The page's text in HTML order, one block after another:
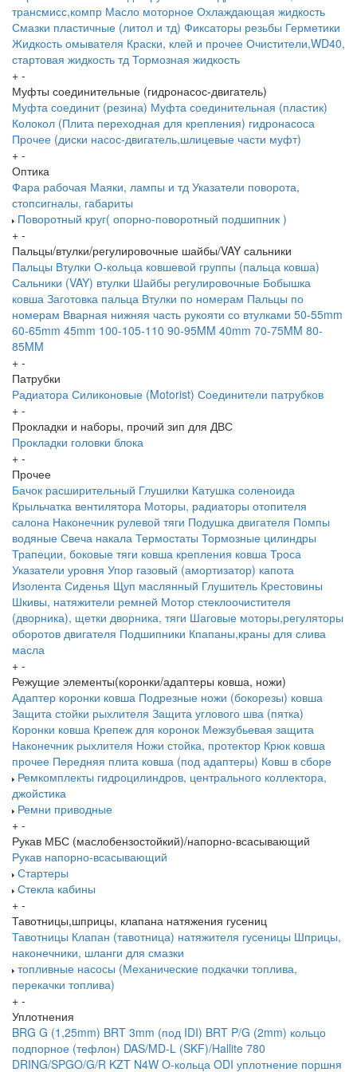
трансмисс,компр Масло моторное Охлаждающая жидкость
Смазки пластичные (литол и тд) Фиксаторы резьбы Герметики
Жидкость омывателя Краски, клей и прочее Очистители,WD40,
стартовая жидкость тд Тормозная жидкость
+ -
Муфты соединительные (гидронасос-двигатель)
Муфта соединит (резина) Муфта соединительная (пластик)
Колокол (Плита переходная для крепления) гидронасоса
Прочее (диски насос-двигатель,шлицевые части муфт)
+ -
Оптика
Фара рабочая Маяки, лампы и тд Указатели поворота,
стопсигналы, габариты
Поворотный круг( опорно-поворотный подшипник )
+ -
Пальцы/втулки/регулировочные шайбы/VAY сальники
Пальцы Втулки О-кольца ковшевой группы (пальца ковша)
Сальники (VAY) втулки Шайбы регулировочные Бобышка
ковша Заготовка пальца Втулки по номерам Пальцы по
номерам Вварная нижняя часть рукояти со втулками 50-55mm
60-65mm 45mm 100-105-110 90-95MM 40mm 70-75MM 80-
85MM
+ -
Патрубки
Радиатора Силиконовые (Motorist) Соединители патрубков
+ -
Прокладки и наборы, прочий зип для ДВС
Прокладки головки блока
+ -
Прочее
Бачок расширительный Глушилки Катушка соленоида
Крыльчатка вентилятора Моторы, радиаторы отопителя
салона Наконечник рулевой тяги Подушка двигателя Помпы
водяные Свеча накала Термостаты Тормозные цилиндры
Трапеции, боковые тяги ковша крепления ковша Троса
Указатели уровня Упор газовый (амортизатор) капота
Изолента Сиденья Щуп маслянный Глушитель Крестовины
Шкивы, натяжители ремней Мотор стеклоочистителя
(дворника), щетки дворника, тяги Шаговые моторы,регуляторы
оборотов двигателя Подшипники Кпапаны,краны для слива
масла
+ -
Режущие элементы(коронки/адаптеры ковша, ножи)
Адаптер коронки ковша Подрезные ножи (бокорезы) ковша
Защита стойки рыхлителя Защита углового шва (пятка)
Коронки ковша Крепеж для коронок Межзубьевая защита
Наконечник рыхлителя Ножи стойка, протектор Крюк ковша
прочее Передняя плита ковша (под адаптеры) Ковш в сборе
Ремкомплекты гидроцилиндров, центрального коллектора,
джойстика
Ремни приводные
+ -
Рукав МБС (маслобензостойкий)/напорно-всасывающий
Рукав напорно-всасывающий
Стартеры
Стекла кабины
+ -
Тавотницы,шприцы, клапана натяжения гусениц
Тавотницы Клапан (тавотница) натяжителя гусеницы Шприцы,
наконечники, шланги для смазки
топливные насосы (Механические подкачки топлива,
перекачки топлива)
+ -
Уплотнения
BRG G (1,25mm) BRT 3mm (под IDI) BRT P/G (2mm) кольцо
подпорное (тефлон) DAS/MD-L (SKF)/Hallite 780
DRING/SPGO/G/R KZT N4W O-кольца ODI уплотнение поршня